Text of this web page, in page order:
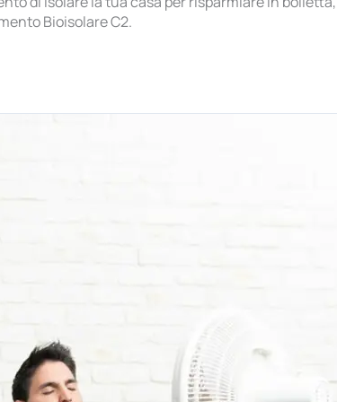
Bioisolare C2.